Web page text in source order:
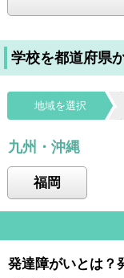
学校を都道府県
地域を選択
九州・沖縄
福岡
発達障がいとは？